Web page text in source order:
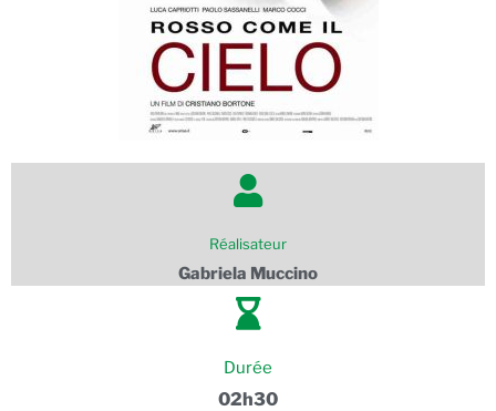
Réalisateur
Gabriela Muccino
Durée
02h30